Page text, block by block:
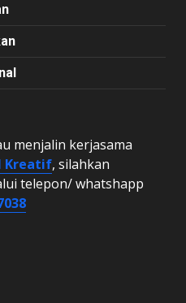
menjalin kerjasama
Kreatif, silahkan
telepon/ whatshapp